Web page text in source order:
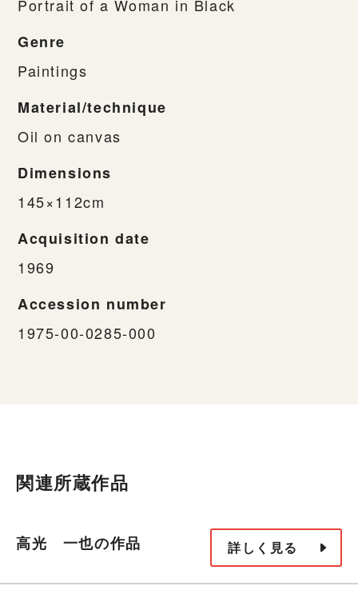
Portrait of a Woman in Black
Genre
Paintings
Material/technique
Oil on canvas
Dimensions
145×112cm
Acquisition date
1969
Accession number
1975-00-0285-000
関連所蔵作品
高光 一也の作品 詳しく見る